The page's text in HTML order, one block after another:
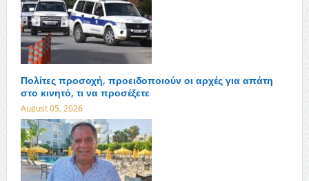
Πολίτες προσοχή, προειδοποιούν οι αρχές για απάτη
στο κινητό, τι να προσέξετε
August 05, 2026